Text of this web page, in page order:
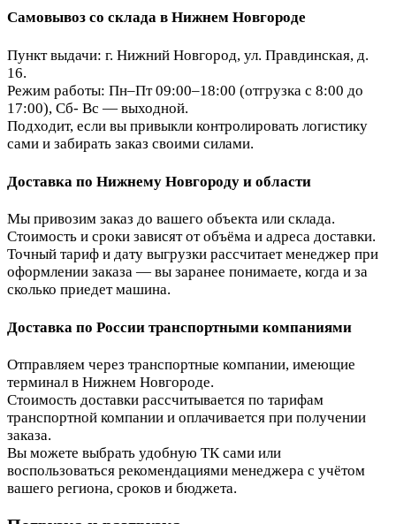
Самовывоз со склада в Нижнем Новгороде
Пункт выдачи: г. Нижний Новгород, ул. Правдинская, д.
16.
Режим работы: Пн–Пт 09:00–18:00 (отгрузка с 8:00 до
17:00), Сб- Вс — выходной.
Подходит, если вы привыкли контролировать логистику
сами и забирать заказ своими силами.
Доставка по Нижнему Новгороду и области
Мы привозим заказ до вашего объекта или склада.
Стоимость и сроки зависят от объёма и адреса доставки.
Точный тариф и дату выгрузки рассчитает менеджер при
оформлении заказа — вы заранее понимаете, когда и за
сколько приедет машина.
Доставка по России транспортными компаниями
Отправляем через транспортные компании, имеющие
терминал в Нижнем Новгороде.
Стоимость доставки рассчитывается по тарифам
транспортной компании и оплачивается при получении
заказа.
Вы можете выбрать удобную ТК сами или
воспользоваться рекомендациями менеджера с учётом
вашего региона, сроков и бюджета.